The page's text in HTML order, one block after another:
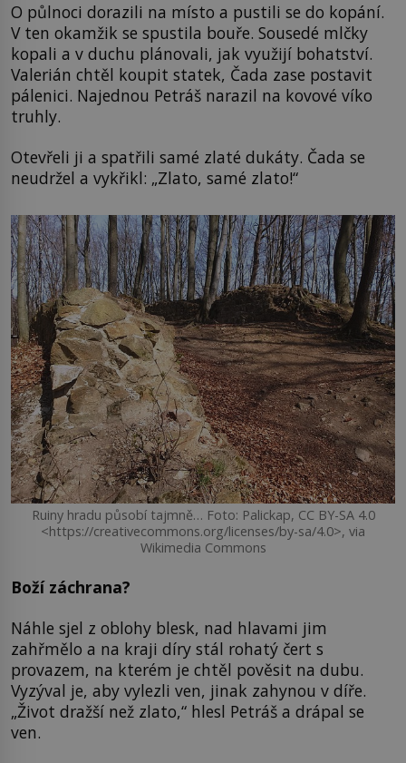
O půlnoci dorazili na místo a pustili se do kopání.
V ten okamžik se spustila bouře. Sousedé mlčky
kopali a v duchu plánovali, jak využijí bohatství.
Valerián chtěl koupit statek, Čada zase postavit
pálenici. Najednou Petráš narazil na kovové víko
truhly.
Otevřeli ji a spatřili samé zlaté dukáty. Čada se
neudržel a vykřikl: „Zlato, samé zlato!“
Ruiny hradu působí tajmně… Foto: Palickap, CC BY-SA 4.0
<https://creativecommons.org/licenses/by-sa/4.0>, via
Wikimedia Commons
Boží záchrana?
Náhle sjel z oblohy blesk, nad hlavami jim
zahřmělo a na kraji díry stál rohatý čert s
provazem, na kterém je chtěl pověsit na dubu.
Vyzýval je, aby vylezli ven, jinak zahynou v díře.
„Život dražší než zlato,“ hlesl Petráš a drápal se
ven.